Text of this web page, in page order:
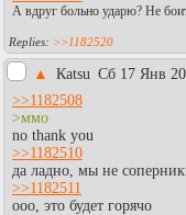
А вдруг больно ударю? Не
>>1182520
▲ Каtsu Сб 17 Янв
>>1182508
>ммо
no thank you
>>1182510
да ладно, мы не
>>1182511
ооо, это будет горячо